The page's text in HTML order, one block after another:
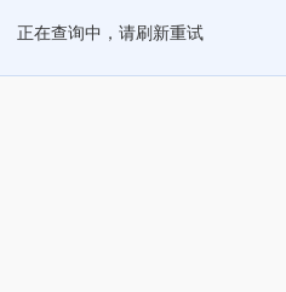
正在查询中，请刷新重试